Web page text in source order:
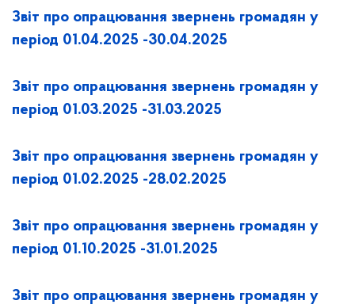
Звіт про опрацювання звернень громадян у
період 01.04.2025 -30.04.2025
Звіт про опрацювання звернень громадян у
період 01.03.2025 -31.03.2025
Звіт про опрацювання звернень громадян у
період 01.02.2025 -28.02.2025
Звіт про опрацювання звернень громадян у
період 01.10.2025 -31.01.2025
Звіт про опрацювання звернень громадян у